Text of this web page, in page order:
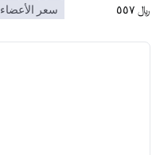
﷼ ٥٥٧ سعر الأعضاء